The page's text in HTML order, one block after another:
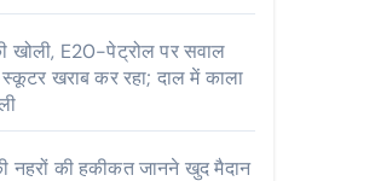
खोली, E20-पेट्रोल पर सवाल
खराब कर रहा; दाल में काला
नहरों की हकीकत जानने खुद मैदान